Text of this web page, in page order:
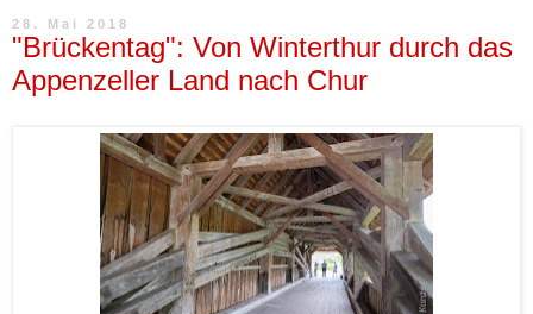
28. Mai 2018
"Brückentag": Von Winterthur durch das
Appenzeller Land nach Chur